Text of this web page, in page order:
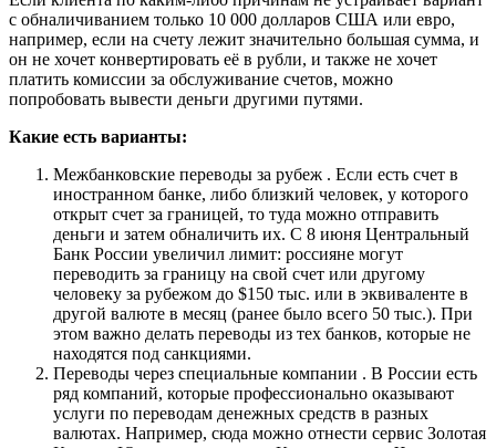
с обналичиванием только 10 000 долларов США или евро,
например, если на счету лежит значительно большая сумма, и
он не хочет конвертировать её в рубли, и также не хочет
платить комиссии за обслуживание счетов, можно
попробовать вывести деньги другими путями.
Какие есть варианты:
Межбанковские переводы за рубеж . Если есть счет в
иностранном банке, либо близкий человек, у которого
открыт счет за границей, то туда можно отправить
деньги и затем обналичить их. С 8 июня Центральный
Банк России увеличил лимит: россияне могут
переводить за границу на свой счет или другому
человеку за рубежом до $150 тыс. или в эквиваленте в
другой валюте в месяц (ранее было всего 50 тыс.). При
этом важно делать переводы из тех банков, которые не
находятся под санкциями.
Переводы через специальные компании . В России есть
ряд компаний, которые профессионально оказывают
услуги по переводам денежных средств в разных
валютах. Например, сюда можно отнести сервис Золотая